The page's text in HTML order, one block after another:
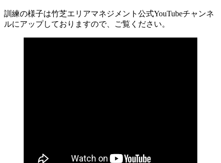
訓練の様子は竹芝エリアマネジメント公式YouTubeチャンネ
ルにアップしておりますので、ご覧ください。